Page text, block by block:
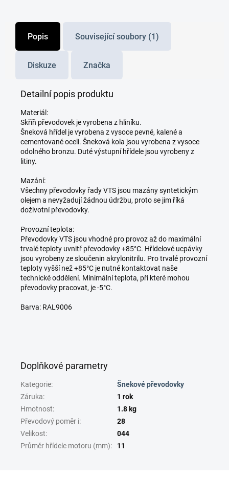
Popis Související soubory (1)
Diskuze Značka
Detailní popis produktu
Materiál:
Skříň převodovek je vyrobena z hliníku.
Šneková hřídel je vyrobena z vysoce pevné, kalené a
cementované oceli. Šneková kola jsou vyrobena z vysoce
odolného bronzu. Duté výstupní hřídele jsou vyrobeny z
litiny.
Mazání:
Všechny převodovky řady VTS jsou mazány syntetickým
olejem a nevyžadují žádnou údržbu, proto se jim říká
doživotní převodovky.
Provozní teplota:
Převodovky VTS jsou vhodné pro provoz až do maximální
trvalé teploty uvnitř převodovky +85°C. Hřídelové ucpávky
jsou vyrobeny ze sloučenin akrylonitrilu. Pro trvalé provozní
teploty vyšší než +85°C je nutné kontaktovat naše
technické oddělení. Minimální teplota, při které mohou
převodovky pracovat, je -5°C.
Barva: RAL9006
Doplňkové parametry
Kategorie:
Šnekové převodovky
Záruka:
1 rok
Hmotnost:
1.8 kg
Převodový poměr i:
28
Velikost:
044
Průměr hřídele motoru (mm): 11